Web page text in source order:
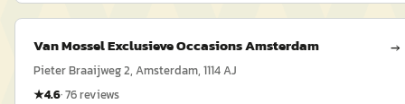
Van Mossel Exclusieve Occasions Amsterdam →
Pieter Braaijweg 2, Amsterdam, 1114 AJ
★4.6·76reviews